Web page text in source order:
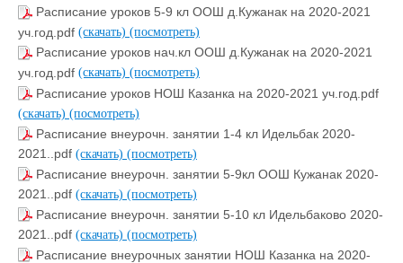
Расписание уроков 5-9 кл ООШ д.Кужанак на 2020-2021
уч.год.pdf (скачать) (посмотреть)
Расписание уроков нач.кл ООШ д.Кужанак на 2020-2021
уч.год.pdf (скачать) (посмотреть)
Расписание уроков НОШ Казанка на 2020-2021 уч.год.pdf
(скачать) (посмотреть)
Расписание внеурочн. занятии 1-4 кл Идельбак 2020-
2021..pdf (скачать) (посмотреть)
Расписание внеурочн. занятии 5-9кл ООШ Кужанак 2020-
2021..pdf (скачать) (посмотреть)
Расписание внеурочн. занятии 5-10 кл Идельбаково 2020-
2021..pdf (скачать) (посмотреть)
Расписание внеурочных занятии НОШ Казанка на 2020-